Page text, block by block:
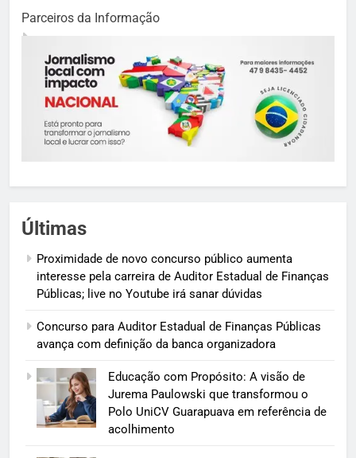
Parceiros da Informação
Últimas
Proximidade de novo concurso público aumenta
interesse pela carreira de Auditor Estadual de Finanças
Públicas; live no Youtube irá sanar dúvidas
Concurso para Auditor Estadual de Finanças Públicas
avança com definição da banca organizadora
Educação com Propósito: A visão de
Jurema Paulowski que transformou o
Polo UniCV Guarapuava em referência de
acolhimento